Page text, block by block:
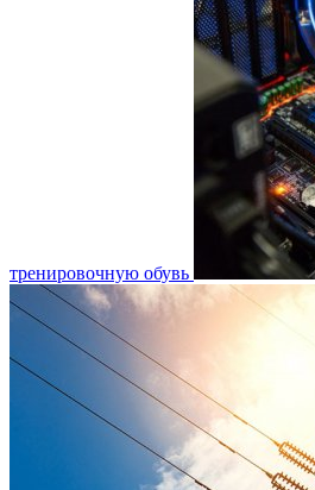
тренировочную обувь